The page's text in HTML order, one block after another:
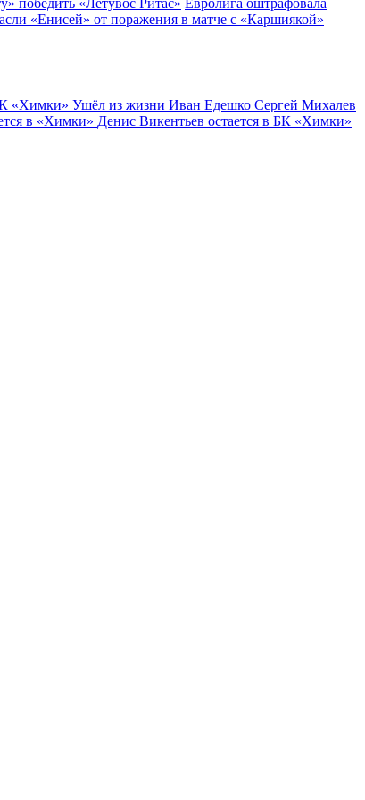
«Енисей» от поражения в матче с «Каршиякой»
«Химки» Ушёл из жизни Иван Едешко Сергей Михалев
в «Химки» Денис Викентьев остается в БК «Химки»